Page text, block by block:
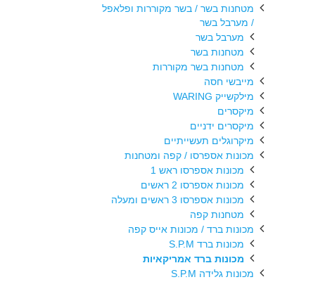
מטחנות בשר / בשר מקוררות ופלאפל
/ מערבל בשר
מערבל בשר
מטחנות בשר
מטחנות בשר מקוררות
מייבשי חסה
מילקשייק WARING
מיקסרים
מיקסרים ידניים
מיקרוגלים תעשייתיים
מכונות אספרסו / קפה ומטחנות
מכונות אספרסו ראש 1
מכונות אספרסו 2 ראשים
מכונות אספרסו 3 ראשים ומעלה
מטחנות קפה
מכונות ברד / מכונות אייס קפה
מכונות ברד S.P.M
מכונות ברד אמריקאיות
מכונות גלידה S.P.M